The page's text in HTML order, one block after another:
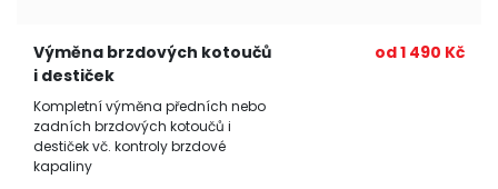
Výměna brzdových kotoučů
i destiček
Kompletní výměna předních nebo
zadních brzdových kotoučů i
destiček vč. kontroly brzdové
kapaliny
od 1 490 Kč